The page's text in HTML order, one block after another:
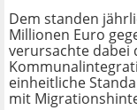
Dem standen
Millionen Euro
verursachte dabei
einheitliche
mit